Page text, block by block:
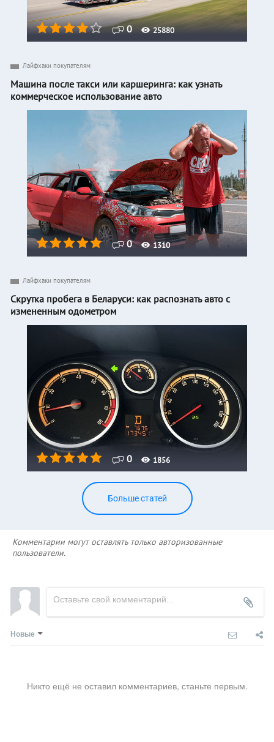
0 25880
0 1310
Лайфхаки покупателям
Машина после такси или каршеринга: как узнать
коммерческое использование авто
0 1856
Лайфхаки покупателям
Скрутка пробега в Беларуси: как распознать авто с
измененным одометром
Больше статей
Комментарии могут оставлять только авторизованные
пользователи.
Новые
Никто ещё не оставил комментариев, станьте первым.